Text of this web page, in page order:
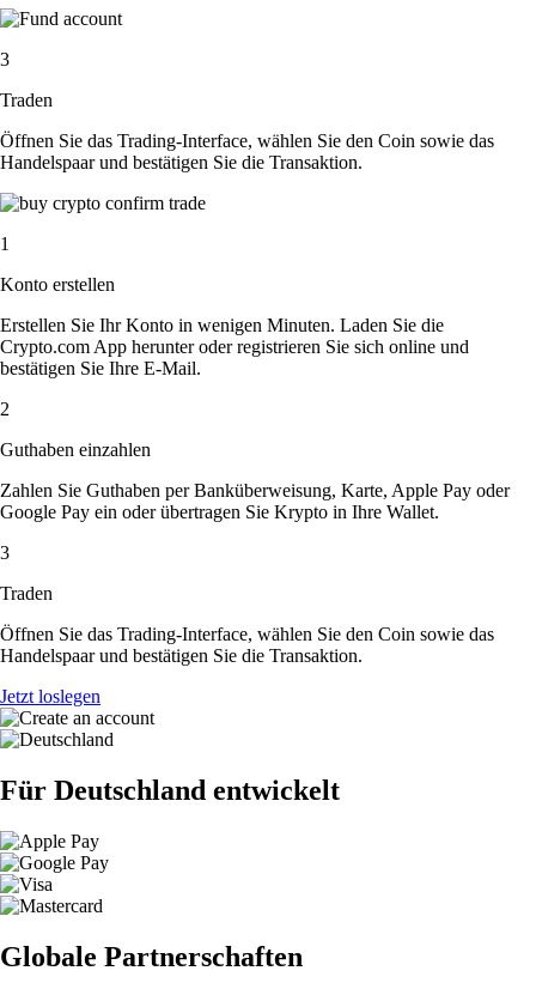
3
Traden
Öffnen Sie das Trading-Interface, wählen Sie den Coin sowie das
Handelspaar und bestätigen Sie die Transaktion.
1
Konto erstellen
Erstellen Sie Ihr Konto in wenigen Minuten. Laden Sie die
Crypto.com App herunter oder registrieren Sie sich online und
bestätigen Sie Ihre E-Mail.
2
Guthaben einzahlen
Zahlen Sie Guthaben per Banküberweisung, Karte, Apple Pay oder
Google Pay ein oder übertragen Sie Krypto in Ihre Wallet.
3
Traden
Öffnen Sie das Trading-Interface, wählen Sie den Coin sowie das
Handelspaar und bestätigen Sie die Transaktion.
Jetzt loslegen
Für Deutschland entwickelt
Globale Partnerschaften